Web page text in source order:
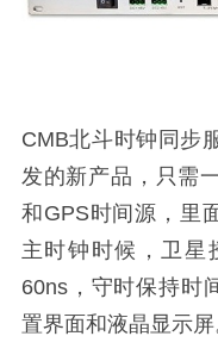
CMB北斗时钟同步
发的新产品，只需
和GPS时间源，里
主时钟时候，卫星
60ns，守时保持时
置界面和液晶显示屏